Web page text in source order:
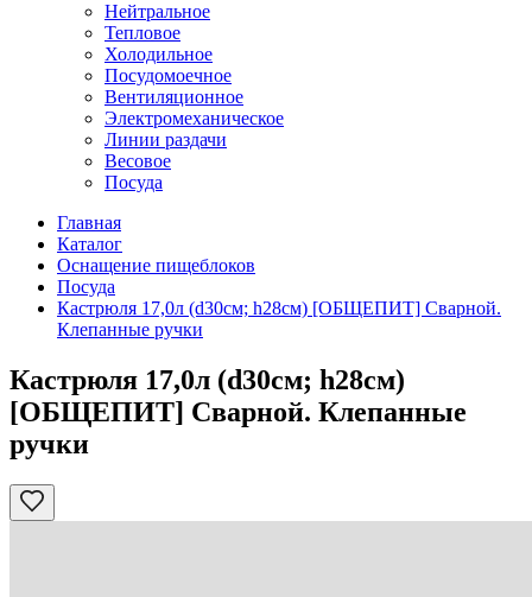
Нейтральное
Тепловое
Холодильное
Посудомоечное
Вентиляционное
Электромеханическое
Линии раздачи
Весовое
Посуда
Главная
Каталог
Оснащение пищеблоков
Посуда
Кастрюля 17,0л (d30см; h28см) [ОБЩЕПИТ] Сварной.
Клепанные ручки
Кастрюля 17,0л (d30см; h28см)
[ОБЩЕПИТ] Сварной. Клепанные
ручки